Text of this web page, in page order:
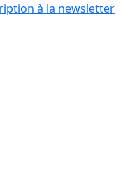
à la newsletter